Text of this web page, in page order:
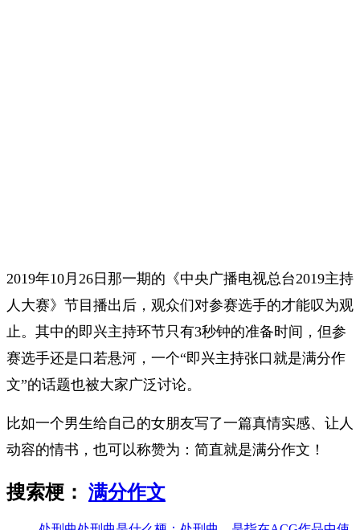
2019年10月26日那一期的《中央广播电视总台2019主持
人大赛》节目播出后，观众们对参赛选手的才能叹为观
止。其中的即兴主持环节只有3秒钟的准备时间，但参
赛选手还是口若悬河，一个“即兴主持张口就是满分作
文”的话题也被大家广泛讨论。
比如一个男生给自己的女朋友写了一篇真情实感、让人
动容的情书，也可以称赞为：简直就是满分作文！
搜索梗： 满分作文